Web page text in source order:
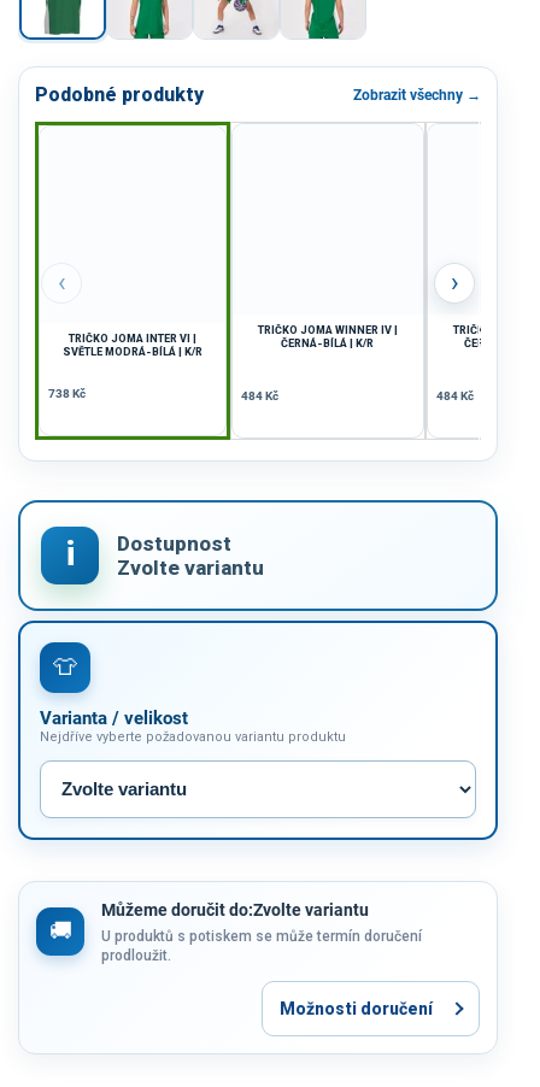
Podobné produkty Zobrazit všechny →
‹
TRIČKO JOMA INTER VI |
SVĚTLE MODRÁ-BÍLÁ | K/R
738 Kč
TRIČKO JOMA WINNER IV |
ČERNÁ-BÍLÁ | K/R
484 Kč
TRIČKO JOMA
ČERVENÁ-
484 Kč
›
Varianta / velikost
Nejdříve vyberte požadovanou variantu produktu
Můžeme doručit do:Zvolte variantu
U produktů s potiskem se může termín doručení
prodloužit.
Možnosti doručení